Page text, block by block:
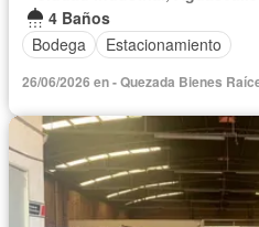
4 Baños
Bodega
Estacionamiento
26/06/2026 en - Quezada Bienes